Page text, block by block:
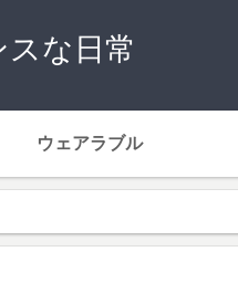
な日常
ウェアラブル